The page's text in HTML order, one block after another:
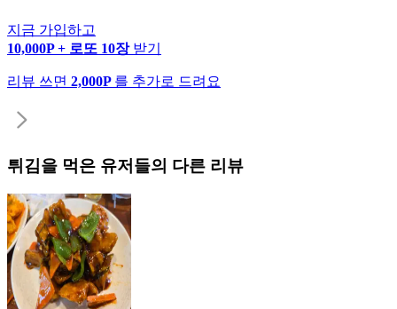
지금 가입하고
10,000P + 로또 10장 받기
리뷰 쓰면 2,000P 를 추가로 드려요
튀김을 먹은 유저들의 다른 리뷰